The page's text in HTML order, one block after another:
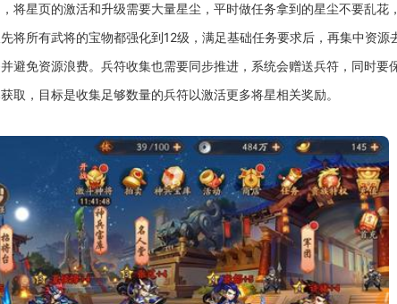
将星页的激活和升级需要大量星尘，平时做任务拿到的星尘不要乱花
将所有武将的宝物都强化到12级，满足基础任务要求后，再集中资源
避免资源浪费。兵符收集也需要同步推进，系统会赠送兵符，同时要
取，目标是收集足够数量的兵符以激活更多将星相关奖励。